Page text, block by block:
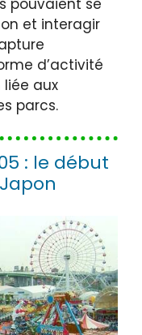
pouvaient se
et interagir
d’activité
liée aux
parcs.
: le début